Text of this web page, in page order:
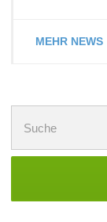
MEHR NEWS
nach: